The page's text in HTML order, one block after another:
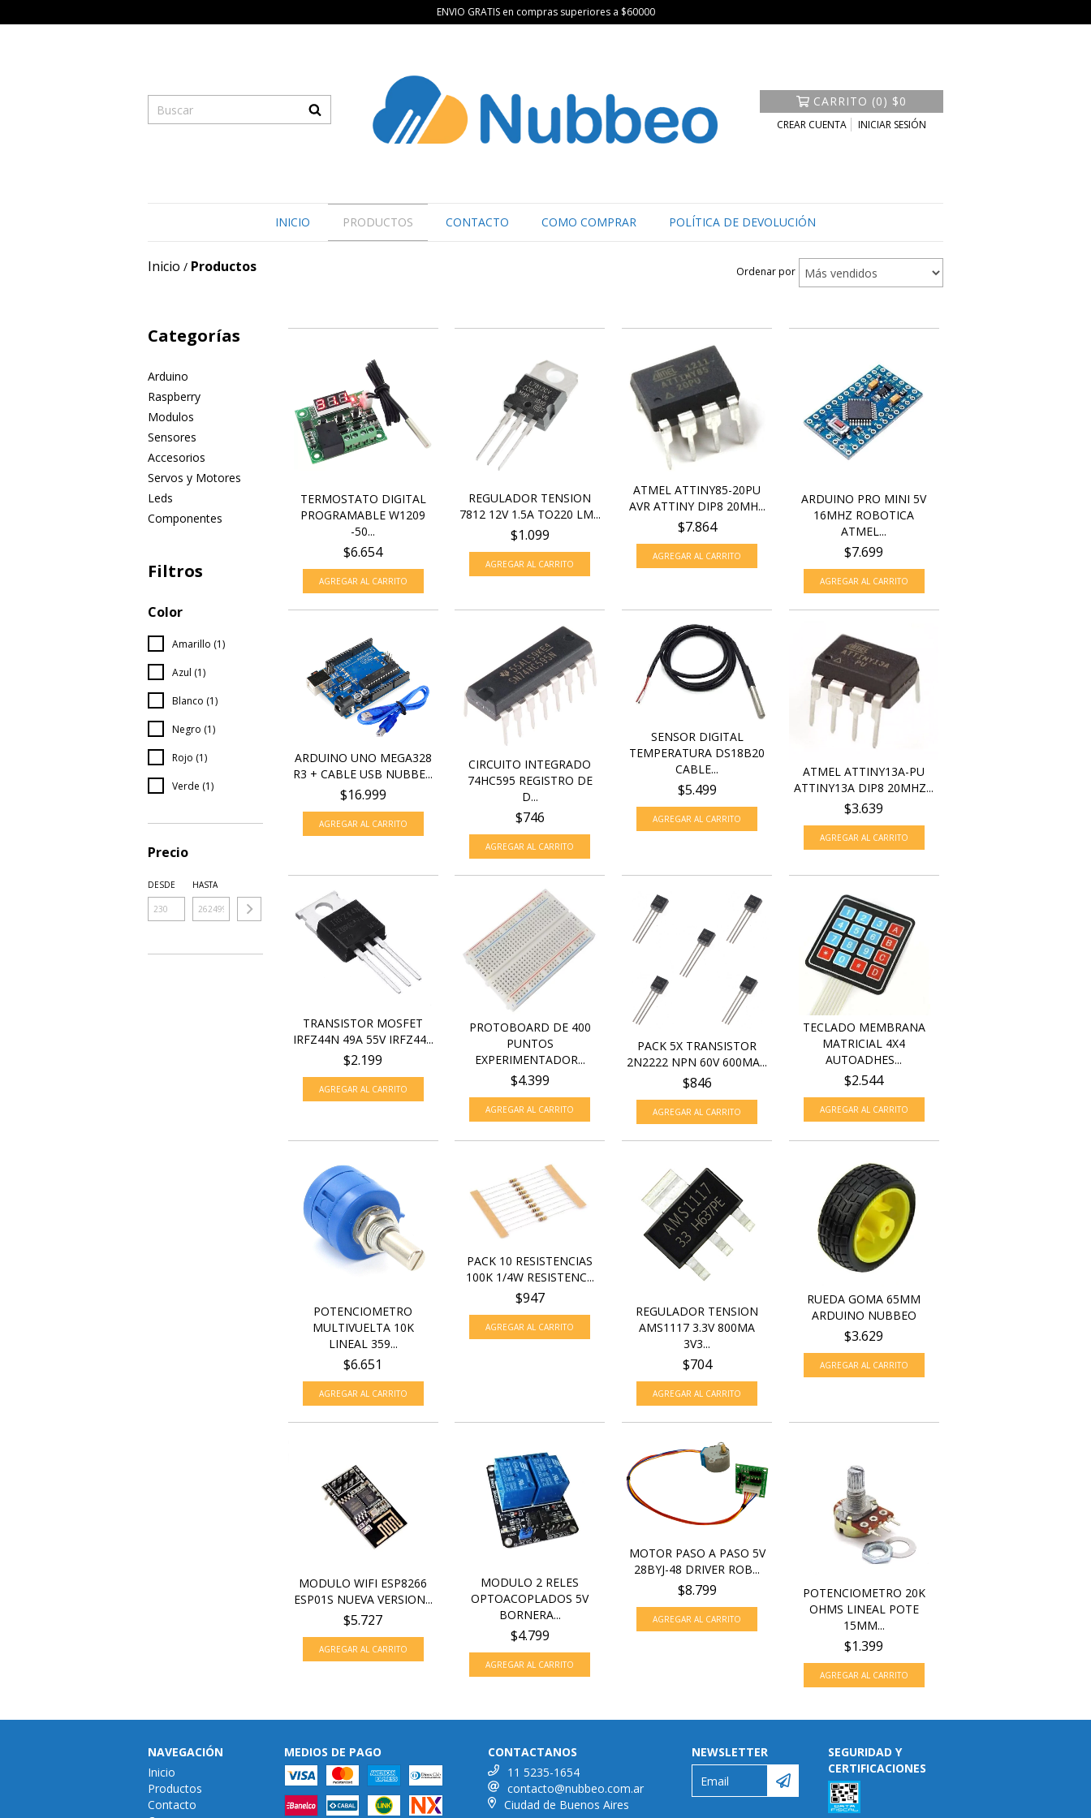
ENVIO GRATIS en compras superiores a $60000
CARRITO (0) $0
CREAR CUENTA INICIAR SESIÓN
INICIO PRODUCTOS CONTACTO COMO COMPRAR POLÍTICA DE DEVOLUCIÓN
Inicio / Productos Ordenar por
Categorías
Arduino
Raspberry
Modulos
Sensores
Accesorios
Servos y Motores
Leds
Componentes
Filtros
Color
Amarillo (1)
Azul (1)
Blanco (1)
Negro (1)
Rojo (1)
Verde (1)
Precio
DESDE HASTA
TERMOSTATO DIGITAL
PROGRAMABLE W1209
-50...
$6.654
REGULADOR TENSION
7812 12V 1.5A TO220 LM...
$1.099
ATMEL ATTINY85-20PU
AVR ATTINY DIP8 20MH...
$7.864
ARDUINO PRO MINI 5V
16MHZ ROBOTICA
ATMEL...
$7.699
ARDUINO UNO MEGA328
R3 + CABLE USB NUBBE...
$16.999
CIRCUITO INTEGRADO
74HC595 REGISTRO DE
D...
$746
SENSOR DIGITAL
TEMPERATURA DS18B20
CABLE...
$5.499
ATMEL ATTINY13A-PU
ATTINY13A DIP8 20MHZ...
$3.639
TRANSISTOR MOSFET
IRFZ44N 49A 55V IRFZ44...
$2.199
PROTOBOARD DE 400
PUNTOS
EXPERIMENTADOR...
$4.399
PACK 5X TRANSISTOR
2N2222 NPN 60V 600MA...
$846
TECLADO MEMBRANA
MATRICIAL 4X4
AUTOADHES...
$2.544
POTENCIOMETRO
MULTIVUELTA 10K
LINEAL 359...
$6.651
PACK 10 RESISTENCIAS
100K 1/4W RESISTENC...
$947
REGULADOR TENSION
AMS1117 3.3V 800MA
3V3...
$704
RUEDA GOMA 65MM
ARDUINO NUBBEO
$3.629
MODULO WIFI ESP8266
ESP01S NUEVA VERSION...
$5.727
MODULO 2 RELES
OPTOACOPLADOS 5V
BORNERA...
$4.799
MOTOR PASO A PASO 5V
28BYJ-48 DRIVER ROB...
$8.799
POTENCIOMETRO 20K
OHMS LINEAL POTE
15MM...
$1.399
NAVEGACIÓN
Inicio
Productos
Contacto
MEDIOS DE PAGO
CONTACTANOS
11 5235-1654
contacto@nubbeo.com.ar
Ciudad de Buenos Aires
NEWSLETTER
SEGURIDAD Y
CERTIFICACIONES